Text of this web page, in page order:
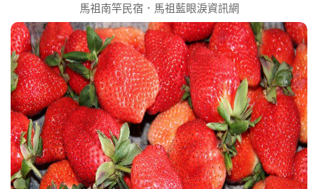
馬祖南竿民宿．馬祖藍眼淚資訊網